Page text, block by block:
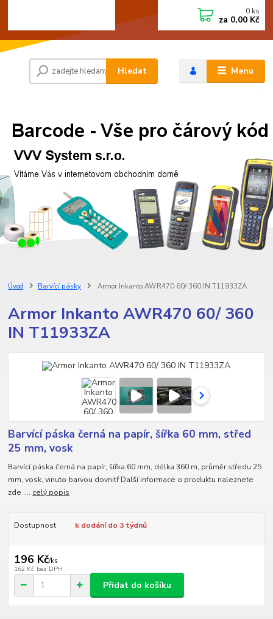
Menu
Hledat
0 ks
za 0,00 Kč
Úvod Barvící pásky Armor Inkanto AWR470 60/ 360 IN T11933ZA
Armor Inkanto AWR470 60/ 360
IN T11933ZA
Barvící páska černá na papír, šířka 60 mm, střed
25 mm, vosk
Barvící páska černá na papír, šířka 60 mm, délka 360 m, průměr středu 25
mm, vosk, vinuto barvou dovnitř Další informace o produktu naleznete
zde .... celý popis
Dostupnost k dodání do 3 týdnů
196 Kč/ks
162 Kč bez DPH
Přidat do košíku